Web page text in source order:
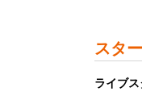
スタ
ライブ